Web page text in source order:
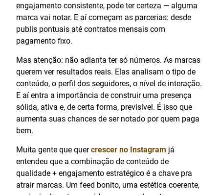
engajamento consistente, pode ter certeza — alguma
marca vai notar. E aí começam as parcerias: desde
publis pontuais até contratos mensais com
pagamento fixo.
Mas atenção: não adianta ter só números. As marcas
querem ver resultados reais. Elas analisam o tipo de
conteúdo, o perfil dos seguidores, o nível de interação.
E aí entra a importância de construir uma presença
sólida, ativa e, de certa forma, previsível. É isso que
aumenta suas chances de ser notado por quem paga
bem.
Muita gente que quercrescer no Instagram já
entendeu que a combinação de conteúdo de
qualidade + engajamento estratégico é a chave pra
atrair marcas. Um feed bonito, uma estética coerente,